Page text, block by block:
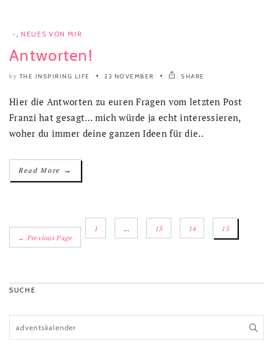
- , NEUES VON MIR
Antworten!
by THE INSPIRING LIFE 23 NOVEMBER SHARE
Hier die Antworten zu euren Fragen vom letzten Post
Franzi hat gesagt… mich würde ja echt interessieren,
woher du immer deine ganzen Ideen für die..
Read More →
← Previous Page
1 … 13 14 15
SUCHE